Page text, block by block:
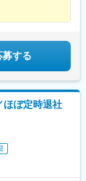
40億円です。32名
万円となりま
映される構造にな
年収1000万円入
年収600万円
募する
ほぼ定時退社